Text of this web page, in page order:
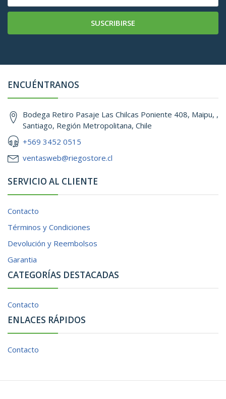
SUSCRIBIRSE
ENCUÉNTRANOS
Bodega Retiro Pasaje Las Chilcas Poniente 408, Maipu, ,
Santiago, Región Metropolitana, Chile
+569 3452 0515
ventasweb@riegostore.cl
SERVICIO AL CLIENTE
Contacto
Términos y Condiciones
Devolución y Reembolsos
Garantia
CATEGORÍAS DESTACADAS
Contacto
ENLACES RÁPIDOS
Contacto